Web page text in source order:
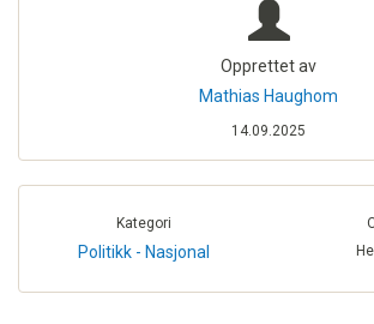
Opprettet av
Mathias Haughom
14.09.2025
Kategori
Politikk - Nasjonal